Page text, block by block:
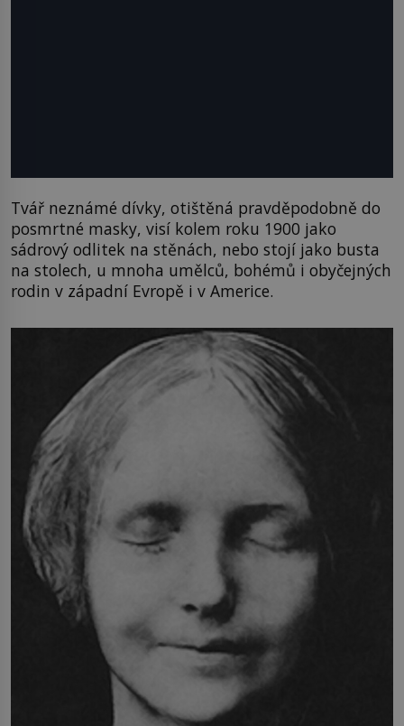
Tvář neznámé dívky, otištěná pravděpodobně do
posmrtné masky, visí kolem roku 1900 jako
sádrový odlitek na stěnách, nebo stojí jako busta
na stolech, u mnoha umělců, bohémů i obyčejných
rodin v západní Evropě i v Americe.